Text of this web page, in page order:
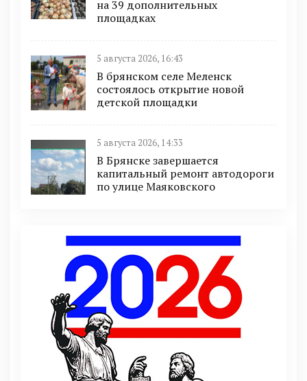
на 39 дополнительных
площадках
5 августа 2026, 16:43
В брянском селе Меленск
состоялось открытие новой
детской площадки
5 августа 2026, 14:33
В Брянске завершается
капитальный ремонт автодороги
по улице Маяковского